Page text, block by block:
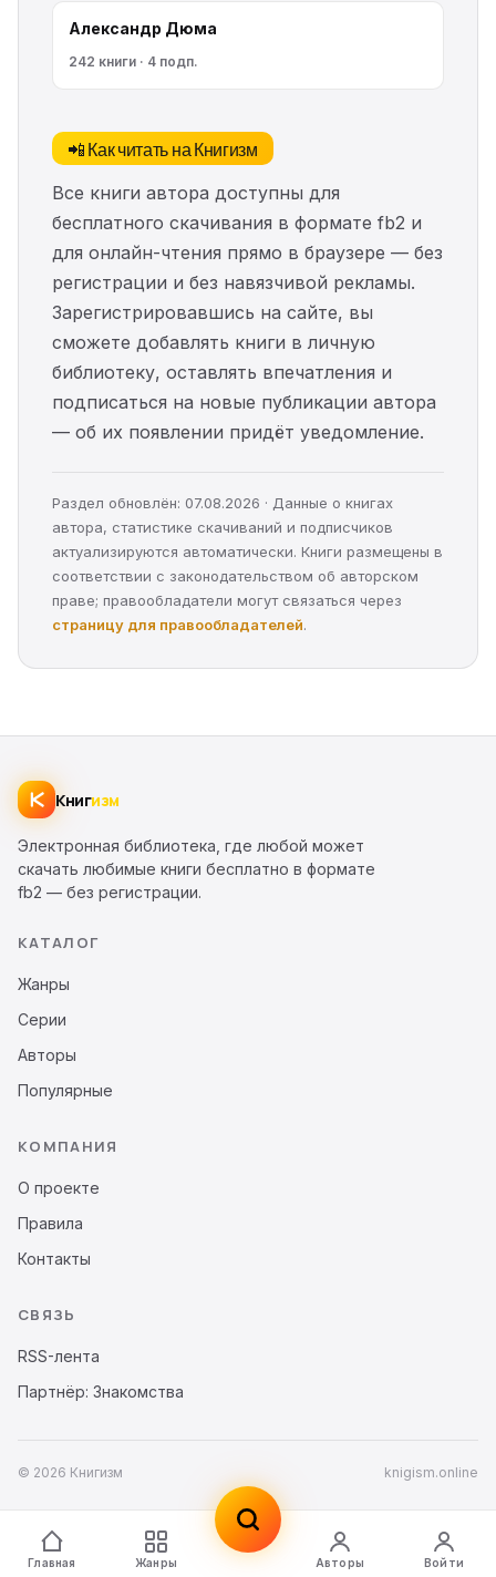
Александр Дюма
242 книги · 4 подп.
📲 Как читать на Книгизм
Все книги автора доступны для
бесплатного скачивания в формате fb2 и
для онлайн-чтения прямо в браузере — без
регистрации и без навязчивой рекламы.
Зарегистрировавшись на сайте, вы
сможете добавлять книги в личную
библиотеку, оставлять впечатления и
подписаться на новые публикации автора
— об их появлении придёт уведомление.
Раздел обновлён: 07.08.2026 · Данные о книгах
автора, статистике скачиваний и подписчиков
актуализируются автоматически. Книги размещены в
соответствии с законодательством об авторском
праве; правообладатели могут связаться через
страницу для правообладателей.
Главная Жанры Авторы Войти
Книгизм
Электронная библиотека, где любой может
скачать любимые книги бесплатно в формате
fb2 — без регистрации.
КАТАЛОГ
Жанры
Серии
Авторы
Популярные
КОМПАНИЯ
О проекте
Правила
Контакты
СВЯЗЬ
RSS-лента
Партнёр: Знакомства
© 2026 Книгизм knigism.online